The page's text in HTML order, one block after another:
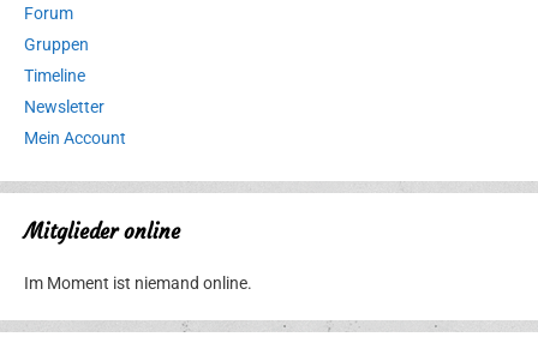
Forum
Gruppen
Timeline
Newsletter
Mein Account
Mitglieder online
Im Moment ist niemand online.